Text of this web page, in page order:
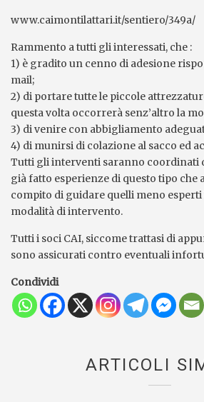
www.caimontilattari.it/sentiero/349a/
Rammento a tutti gli interessati, che :
1) è gradito un cenno di adesione
mail;
2) di portare tutte le piccole
questa volta occorrerà senz’altro la
3) di venire con abbigliamento
4) di munirsi di colazione al sacco ed
Tutti gli interventi saranno coordinati
già fatto esperienze di questo tipo che
compito di guidare quelli meno
modalità di intervento.
Tutti i soci CAI, siccome trattasi di
sono assicurati contro eventuali
Condividi
ARTICOLI